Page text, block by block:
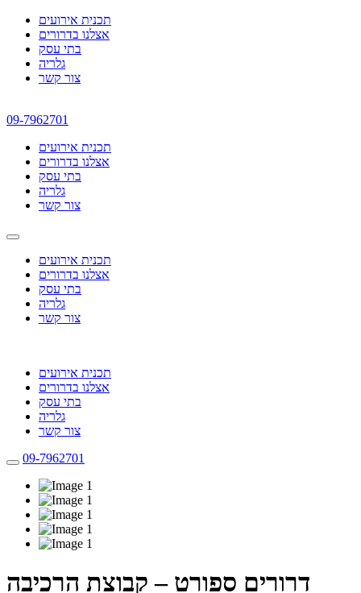
תכנית אירועים
אצלנו בדרורים
בתי עסק
גלריה
צור קשר
09-7962701
תכנית אירועים
אצלנו בדרורים
בתי עסק
גלריה
צור קשר
תכנית אירועים
אצלנו בדרורים
בתי עסק
גלריה
צור קשר
תכנית אירועים
אצלנו בדרורים
בתי עסק
גלריה
צור קשר
09-7962701
דרורים ספורט – קבוצת הרכיבה